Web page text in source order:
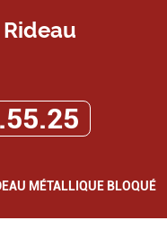
MÉTALLIQUE BLOQUÉ